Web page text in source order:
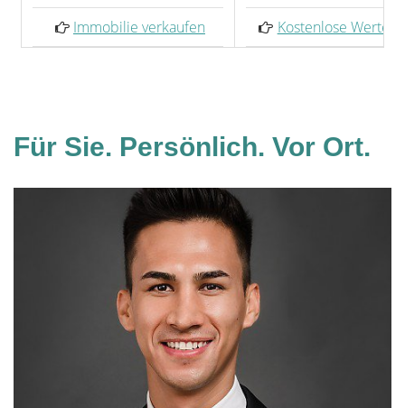
Immobilie verkaufen
Kostenlose
Für Sie. Persönlich. Vor Ort.